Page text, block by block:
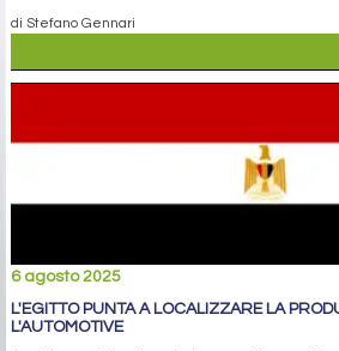
di Stefano Gennari
6 agosto 2025
L'EGITTO PUNTA A LOCALIZZARE LA
L'AUTOMOTIVE